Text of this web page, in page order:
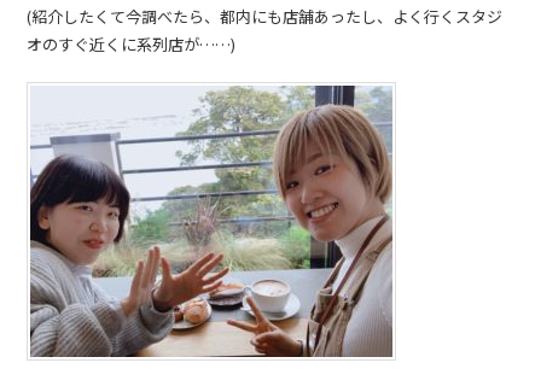
(紹介したくて今調べたら、都内にも店舗あったし、よく行くスタジ
オのすぐ近くに系列店が……)